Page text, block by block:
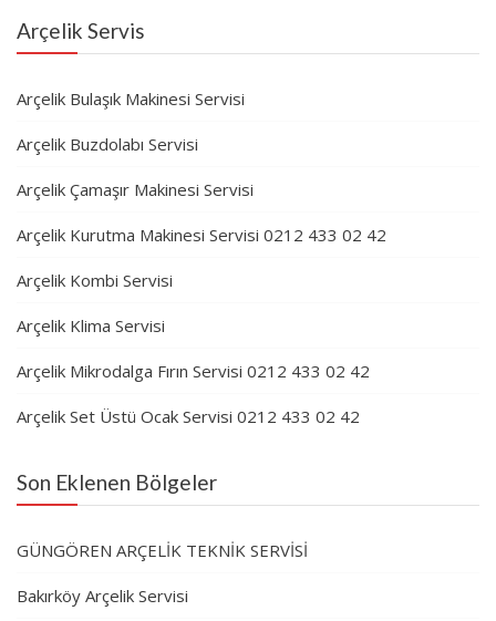
Arçelik Servis
Arçelik Bulaşık Makinesi Servisi
Arçelik Buzdolabı Servisi
Arçelik Çamaşır Makinesi Servisi
Arçelik Kurutma Makinesi Servisi 0212 433 02 42
Arçelik Kombi Servisi
Arçelik Klima Servisi
Arçelik Mikrodalga Fırın Servisi 0212 433 02 42
Arçelik Set Üstü Ocak Servisi 0212 433 02 42
Son Eklenen Bölgeler
GÜNGÖREN ARÇELİK TEKNİK SERVİSİ
Bakırköy Arçelik Servisi